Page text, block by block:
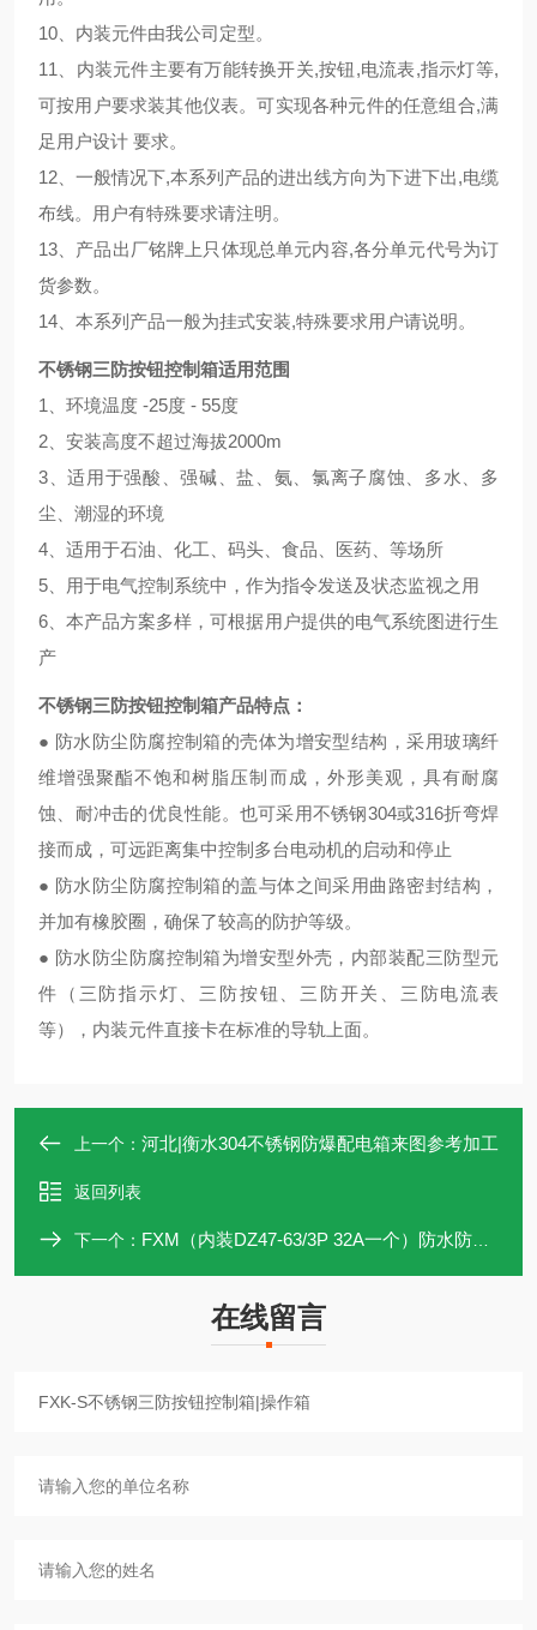
10、内装元件由我公司定型。
11、内装元件主要有万能转换开关,按钮,电流表,指示灯等,
可按用户要求装其他仪表。可实现各种元件的任意组合,满
足用户设计 要求。
12、一般情况下,本系列产品的进出线方向为下进下出,电缆
布线。用户有特殊要求请注明。
13、产品出厂铭牌上只体现总单元内容,各分单元代号为订
货参数。
14、本系列产品一般为挂式安装,特殊要求用户请说明。
不锈钢三防按钮控制箱适用范围
1、环境温度 -25度 - 55度
2、安装高度不超过海拔2000m
3、适用于强酸、强碱、盐、氨、氯离子腐蚀、多水、多
尘、潮湿的环境
4、适用于石油、化工、码头、食品、医药、等场所
5、用于电气控制系统中，作为指令发送及状态监视之用
6、本产品方案多样，可根据用户提供的电气系统图进行生
产
不锈钢三防按钮控制箱产品特点：
● 防水防尘防腐控制箱的壳体为增安型结构，采用玻璃纤
维增强聚酯不饱和树脂压制而成，外形美观，具有耐腐
蚀、耐冲击的优良性能。也可采用不锈钢304或316折弯焊
接而成，可远距离集中控制多台电动机的启动和停止
● 防水防尘防腐控制箱的盖与体之间采用曲路密封结构，
并加有橡胶圈，确保了较高的防护等级。
● 防水防尘防腐控制箱为增安型外壳，内部装配三防型元
件（三防指示灯、三防按钮、三防开关、三防电流表
等），内装元件直接卡在标准的导轨上面。
上一个： 河北|衡水304不锈钢防爆配电箱来图参考加工
返回列表
下一个： FXM（内装DZ47-63/3P 32A一个）防水防尘防腐开关箱
在线留言